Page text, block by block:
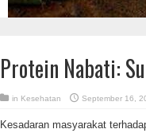
Protein Nabati:
in Kesehatan September 16,
Kesadaran masyarakat